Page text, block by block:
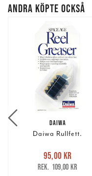
ANDRA KÖPTE OCKSÅ
DAIWA
Daiwa Rullfett.
Nuvarande pris
95,00 krTidigare pris
109,00 kr
95,00 kr
109,00 kr